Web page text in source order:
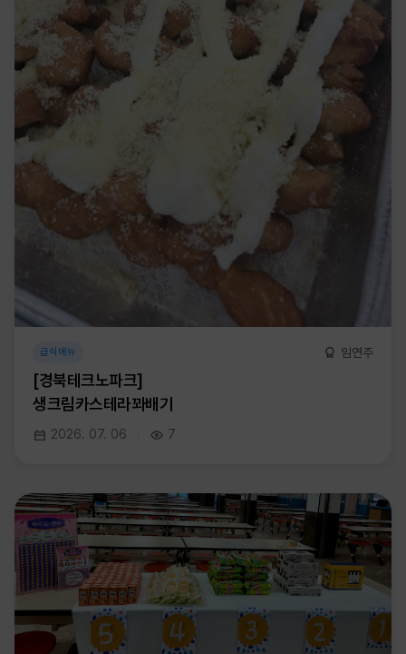
급식메뉴 임연주
[경북테크노파크]
생크림카스테라꽈배기
2026. 07. 06 7